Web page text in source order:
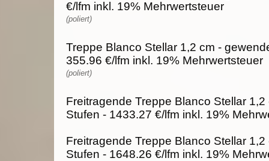
€/lfm inkl. 19% Mehrwertsteuer
(poliert)
Treppe Blanco Stellar 1,2 cm -
355.96 €/lfm inkl. 19% Mehrwertsteuer
(poliert)
Freitragende Treppe Blanco Stellar
Stufen - 1433.27 €/lfm inkl. 19%
Freitragende Treppe Blanco Stellar
Stufen - 1648.26 €/lfm inkl. 19%